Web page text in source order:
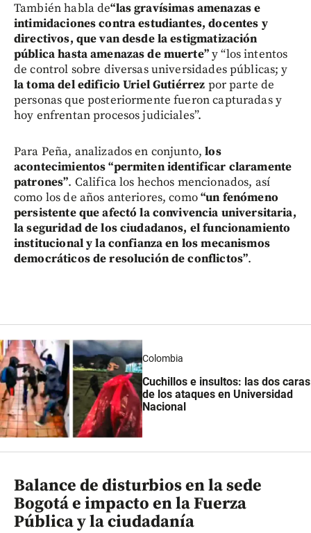
También habla de“las gravísimas amenazas e
intimidaciones contra estudiantes, docentes y
directivos, que van desde la estigmatización
pública hasta amenazas de muerte”y “los intentos
de control sobre diversas universidades públicas; y
la toma del edificio Uriel Gutiérrez por parte de
personas que posteriormente fueron capturadas y
hoy enfrentan procesos judiciales”.
Para Peña, analizados en conjunto,los
acontecimientos “permiten identificar claramente
patrones”. Califica los hechos mencionados, así
como los de años anteriores, como“un fenómeno
persistente que afectó la convivencia universitaria,
la seguridad de los ciudadanos, el funcionamiento
institucional y la confianza en los mecanismos
democráticos de resolución de conflictos”.
Colombia
Cuchillos e insultos: las dos caras
de los ataques en Universidad
Nacional
Balance de disturbios en la sede
Bogotá e impacto en la Fuerza
Pública y la ciudadanía